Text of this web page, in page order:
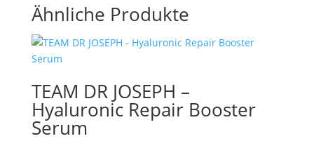
Ähnliche Produkte
TEAM DR JOSEPH –
Hyaluronic Repair Booster
Serum